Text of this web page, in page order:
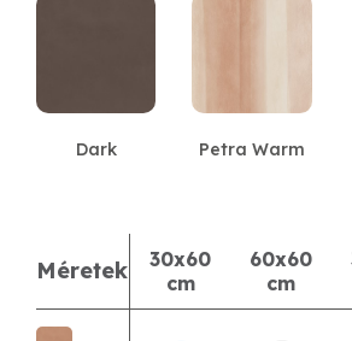
Dark Petra Warm
Méretek
30x60
cm
60x60
cm